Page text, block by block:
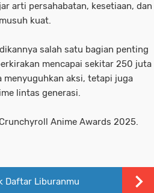
arti persahabatan, kesetiaan, dan
kuat.
salah satu bagian penting
mencapai sekitar 250 juta
menyuguhkan aksi, tetapi juga
lintas generasi.
Anime Awards 2025.
Daftar Liburanmu